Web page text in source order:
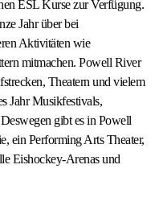
ESL Kurse zur Verfügung.
Jahr über bei
Aktivitäten wie
mitmachen. Powell River
Theatern und vielem
Jahr Musikfestivals,
gibt es in Powell
ein Performing Arts Theater,
Eishockey-Arenas und